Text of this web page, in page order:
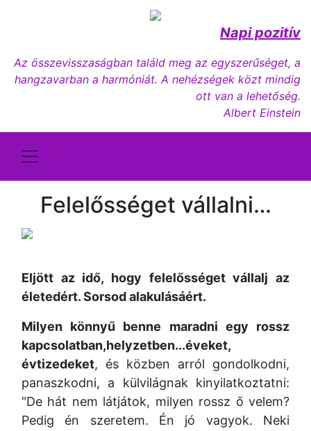
Napi pozitív
Az összevisszaságban találd meg az egyszerűséget, a
hangzavarban a harmóniát. A nehézségek közt mindig
ott van a lehetőség.
Albert Einstein
Felelősséget vállalni…
Eljött az idő, hogy felelősséget vállalj az
életedért. Sorsod alakulásáért.
Milyen könnyű benne maradni egy rossz
kapcsolatban,helyzetben...éveket,
évtizedeket, és közben arról gondolkodni,
panaszkodni, a külvilágnak kinyilatkoztatni:
"De hát nem látjátok, milyen rossz ő velem?
Pedig én szeretem. Én jó vagyok. Neki